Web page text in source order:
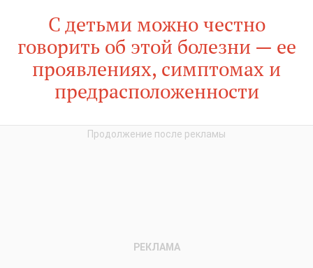
С детьми можно честно
говорить об этой болезни — ее
проявлениях, симптомах и
предрасположенности